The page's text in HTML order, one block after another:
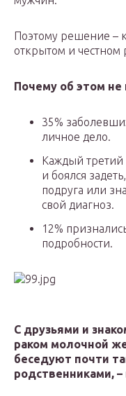
Поэтому решение –
открытом и честном
Почему об этом не
35%
личное дело.
Каждый третий
и боялся
подруга или
свой диагноз.
12%
подробности.
С друзьями и
раком молочной
беседуют почти
родственниками, –